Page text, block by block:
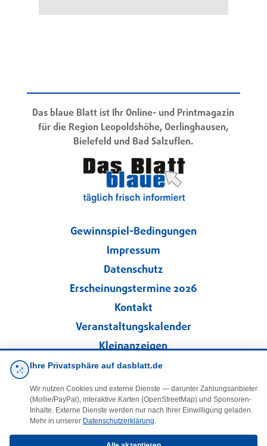
Das blaue Blatt ist Ihr Online- und Printmagazin
für die Region Leopoldshöhe, Oerlinghausen,
Bielefeld und Bad Salzuflen.
Gewinnspiel-Bedingungen
Impressum
Datenschutz
Erscheinungstermine 2026
Kontakt
Veranstaltungskalender
Kleinanzeigen
Folgen Sie uns!
Ihre Privatsphäre auf dasblatt.de
Wir nutzen Cookies und externe Dienste — darunter Zahlungsanbieter
(Mollie/PayPal), interaktive Karten (OpenStreetMap) und Sponsoren-
Inhalte. Externe Dienste werden nur nach Ihrer Einwilligung geladen.
Mehr in unserer Datenschutzerklärung.